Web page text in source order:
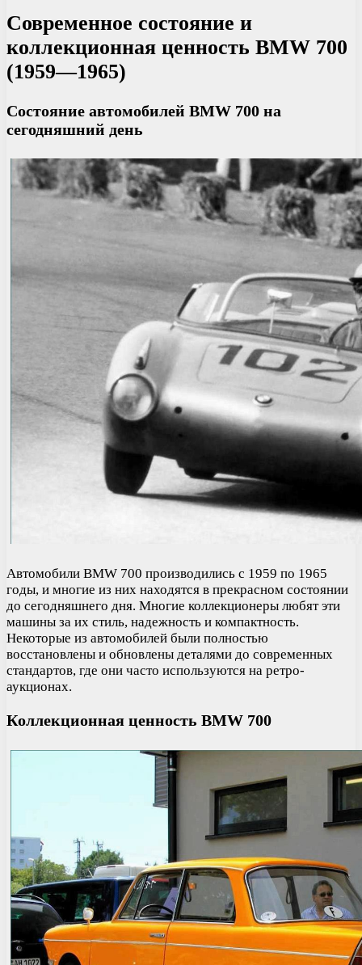
Современное состояние и
коллекционная ценность BMW 700
(1959—1965)
Состояние автомобилей BMW 700 на
сегодняшний день
Автомобили BMW 700 производились с 1959 по 1965
годы, и многие из них находятся в прекрасном состоянии
до сегодняшнего дня. Многие коллекционеры любят эти
машины за их стиль, надежность и компактность.
Некоторые из автомобилей были полностью
восстановлены и обновлены деталями до современных
стандартов, где они часто используются на ретро-
аукционах.
Коллекционная ценность BMW 700